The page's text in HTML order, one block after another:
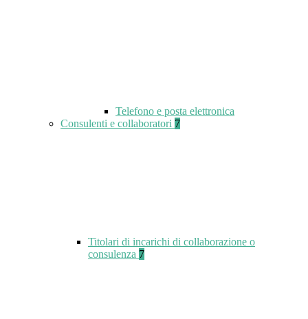
Telefono e posta elettronica
Consulenti e collaboratori 7
Titolari di incarichi di collaborazione o
consulenza 7